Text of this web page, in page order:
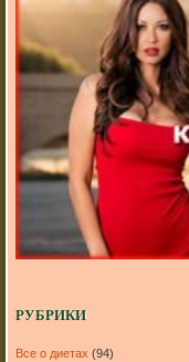
РУБРИКИ
Все о диетах (94)